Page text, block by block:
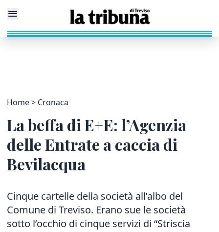
Home Cronaca
La beffa di E+E: l’Agenzia
delle Entrate a caccia di
Bevilacqua
Cinque cartelle della società all’albo del
Comune di Treviso. Erano sue le società
sotto l’occhio di cinque servizi di “Striscia